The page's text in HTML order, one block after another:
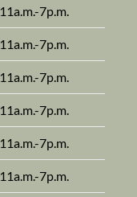
11a.m.-7p.m.
11a.m.-7p.m.
11a.m.-7p.m.
11a.m.-7p.m.
11a.m.-7p.m.
11a.m.-7p.m.